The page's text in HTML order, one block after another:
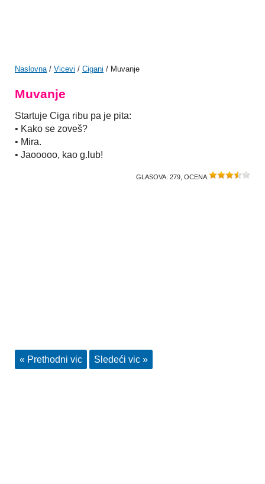
Naslovna/ Vicevi / Cigani / Muvanje
Muvanje
Startuje Ciga ribu pa je pita:
• Kako se zoveš?
• Mira.
• Jaooooo, kao g.lub!
GLASOVA: 279 , OCENA:
« Prethodni vic Sledeći vic »